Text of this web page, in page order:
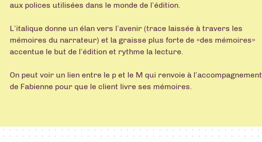
aux polices utilisées dans le monde de l’édition.
L’italique donne un élan vers l’avenir (trace laissée à travers les
mémoires du narrateur) et la graisse plus forte de «des mémoires»
accentue le but de l’édition et rythme la lecture.
On peut voir un lien entre le p et le M qui renvoie à l’accompagnement
de Fabienne pour que le client livre ses mémoires.